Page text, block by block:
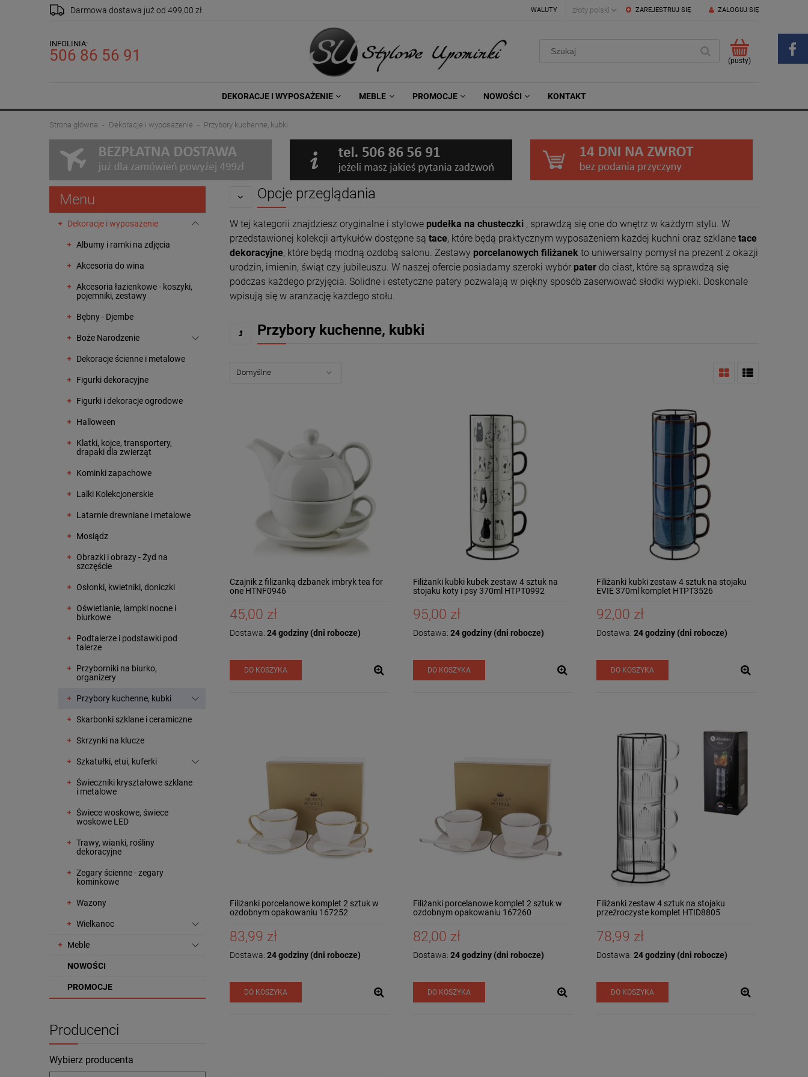
Darmowa dostawa już od 499,00 zł. ZAREJESTRUJ SIĘ ZALOGUJ SIĘ
WALUTY
INFOLINIA:
506 86 56 91 (pusty)
DEKORACJE I WYPOSAŻENIE MEBLE PROMOCJE NOWOŚCI KONTAKT
Strona główna Dekoracje i wyposażenie Przybory kuchenne, kubki
Menu
Dekoracje i wyposażenie
Albumy i ramki na zdjęcia
Akcesoria do wina
Akcesoria łazienkowe - koszyki,
pojemniki, zestawy
Bębny - Djembe
Boże Narodzenie
Dekoracje ścienne i metalowe
Figurki dekoracyjne
Figurki i dekoracje ogrodowe
Halloween
Klatki, kojce, transportery,
drapaki dla zwierząt
Kominki zapachowe
Lalki Kolekcjonerskie
Latarnie drewniane i metalowe
Mosiądz
Obrazki i obrazy - Żyd na
szczęście
Osłonki, kwietniki, doniczki
Oświetlanie, lampki nocne i
biurkowe
Podtalerze i podstawki pod
talerze
Przyborniki na biurko,
organizery
Przybory kuchenne, kubki
Skarbonki szklane i ceramiczne
Skrzynki na klucze
Szkatułki, etui, kuferki
Świeczniki kryształowe szklane
i metalowe
Świece woskowe, świece
woskowe LED
Trawy, wianki, rośliny
dekoracyjne
Zegary ścienne - zegary
kominkowe
Wazony
Wielkanoc
Meble
NOWOŚCI
PROMOCJE
Producenci
Wybierz producenta
Opcje przeglądania
W tej kategorii znajdziesz oryginalne i stylowe pudełka na chusteczki , sprawdzą się one do wnętrz w każdym stylu. W
przedstawionej kolekcji artykułów dostępne są tace, które będą praktycznym wyposażeniem każdej kuchni oraz szklane tace
dekoracyjne, które będą modną ozdobą salonu. Zestawy porcelanowych filiżanek to uniwersalny pomysł na prezent z okazji
urodzin, imienin, świąt czy jubileuszu. W naszej ofercie posiadamy szeroki wybór pater do ciast, które są sprawdzą się
podczas każdego przyjęcia. Solidne i estetyczne patery pozwalają w piękny sposób zaserwować słodki wypieki. Doskonale
wpisują się w aranżację każdego stołu.
Przybory kuchenne, kubki
Czajnik z filiżanką dzbanek imbryk tea for
one HTNF0946
45,00 zł
Dostawa: 24 godziny (dni robocze)
DO KOSZYKA
Filiżanki kubki kubek zestaw 4 sztuk na
stojaku koty i psy 370ml HTPT0992
95,00 zł
Dostawa: 24 godziny (dni robocze)
DO KOSZYKA
Filiżanki kubki zestaw 4 sztuk na stojaku
EVIE 370ml komplet HTPT3526
92,00 zł
Dostawa: 24 godziny (dni robocze)
DO KOSZYKA
Filiżanki porcelanowe komplet 2 sztuk w
ozdobnym opakowaniu 167252
83,99 zł
Dostawa: 24 godziny (dni robocze)
DO KOSZYKA
Filiżanki porcelanowe komplet 2 sztuk w
ozdobnym opakowaniu 167260
82,00 zł
Dostawa: 24 godziny (dni robocze)
DO KOSZYKA
Filiżanki zestaw 4 sztuk na stojaku
przeźroczyste komplet HTID8805
78,99 zł
Dostawa: 24 godziny (dni robocze)
DO KOSZYKA